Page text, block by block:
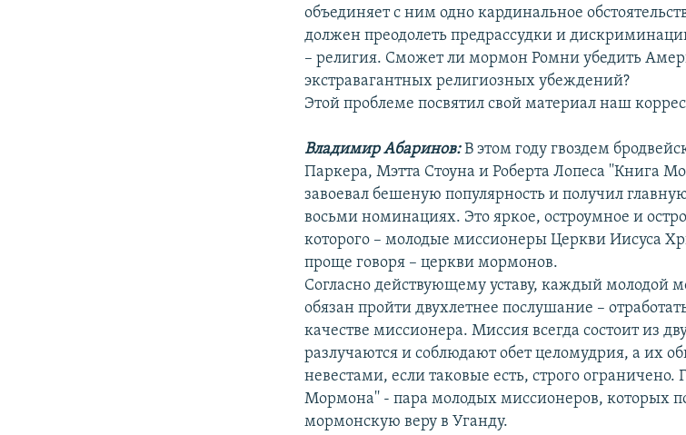
объединяет с ним одно кардинальное
должен преодолеть предрассудки и
– религия. Сможет ли мормон Ромни убедить
экстравагантных религиозных убеждений?
Этой проблеме посвятил свой материал наш
Владимир Абаринов:В этом году гвоздем
Паркера, Мэтта Стоуна и Роберта Лопеса ''Книга
завоевал бешеную популярность и получил
восьми номинациях. Это яркое, остроумное и
которого – молодые миссионеры Церкви Иисуса
проще говоря – церкви мормонов.
Согласно действующему уставу, каждый молодой
обязан пройти двухлетнее послушание –
качестве миссионера. Миссия всегда состоит из
разлучаются и соблюдают обет целомудрия, а их
невестами, если таковые есть, строго
Мормона'' - пара молодых миссионеров, которых
мормонскую веру в Уганду.